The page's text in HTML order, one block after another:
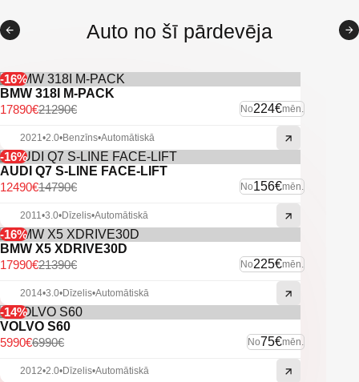
Multistūre.
Audi multimedia/navigācija.
Aizmugurējie parkošanās sensori.
Xenon lukturi ar mazgātājiem.
Miglas lukturi.
Vieglmetāla diski.
Auto no šī pārdevēja
-16%
BMW 318I M-PACK
No224€mēn.
21290€
17890€
2021•2.0•Benzīns•Automātiskā
-16%
AUDI Q7 S-LINE FACE-LIFT
No156€mēn.
14790€
12490€
2011•3.0•Dīzelis•Automātiskā
-16%
BMW X5 XDRIVE30D
No225€mēn.
21390€
17990€
2014•3.0•Dīzelis•Automātiskā
-14%
VOLVO S60
No75€mēn.
6990€
5990€
2012•2.0•Dīzelis•Automātiskā